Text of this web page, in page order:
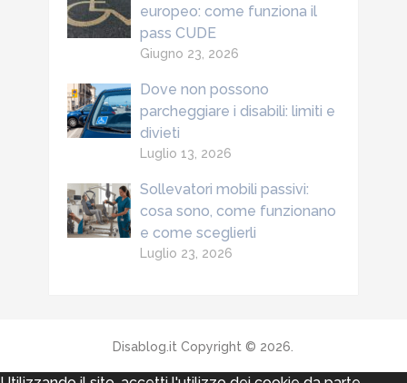
europeo: come funziona il
pass CUDE
Giugno 23, 2026
Dove non possono
parcheggiare i disabili: limiti e
divieti
Luglio 13, 2026
Sollevatori mobili passivi:
cosa sono, come funzionano
e come sceglierli
Luglio 23, 2026
Disablog.it Copyright © 2026.